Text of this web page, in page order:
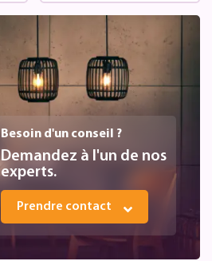
Besoin d'un conseil ?
Demandez à l'un de nos
experts.
Prendre contact